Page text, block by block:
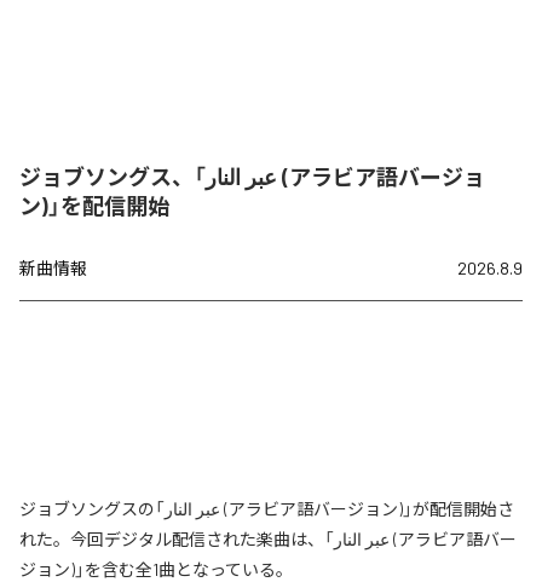
ジョブソングス、「عبر النار (アラビア語バージョ
ン)」を配信開始
新曲情報 2026.8.9
ジョブソングスの「عبر النار (アラビア語バージョン)」が配信開始さ
れた。今回デジタル配信された楽曲は、「عبر النار (アラビア語バー
ジョン)」を含む全1曲となっている。